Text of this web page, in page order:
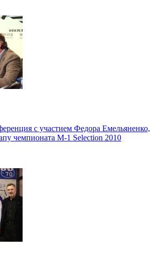
с участием Федора Емельяненко,
чемпионата M-1 Selection 2010